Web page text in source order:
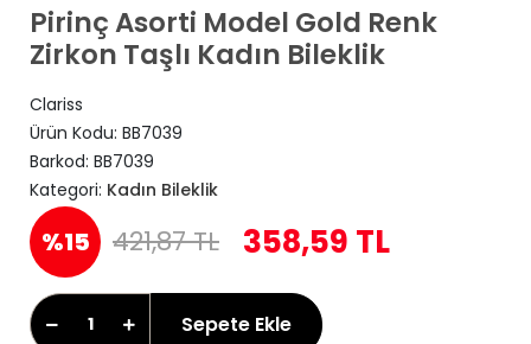
Pirinç Asorti Model Gold Renk
Zirkon Taşlı Kadın Bileklik
Clariss
Ürün Kodu: BB7039
Barkod: BB7039
Kategori: Kadın Bileklik
%15 421,87 TL 358,59 TL
Sepete Ekle